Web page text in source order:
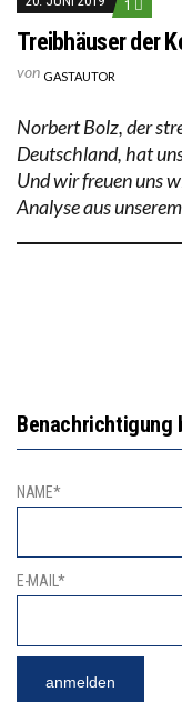
1
Treibhäuser der
von GASTAUTOR
Norbert Bolz, der
Deutschland, hat
Und wir freuen uns
Analyse aus
Benachrichtigung
NAME*
E-MAIL*